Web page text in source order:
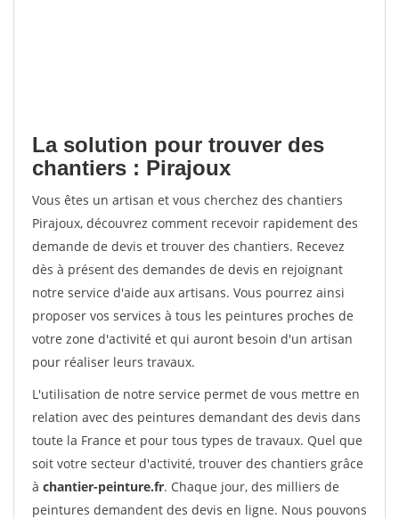
La solution pour trouver des
chantiers : Pirajoux
Vous êtes un artisan et vous cherchez des chantiers
Pirajoux, découvrez comment recevoir rapidement des
demande de devis et trouver des chantiers. Recevez
dès à présent des demandes de devis en rejoignant
notre service d'aide aux artisans. Vous pourrez ainsi
proposer vos services à tous les peintures proches de
votre zone d'activité et qui auront besoin d'un artisan
pour réaliser leurs travaux.
L'utilisation de notre service permet de vous mettre en
relation avec des peintures demandant des devis dans
toute la France et pour tous types de travaux. Quel que
soit votre secteur d'activité, trouver des chantiers grâce
à chantier-peinture.fr. Chaque jour, des milliers de
peintures demandent des devis en ligne. Nous pouvons